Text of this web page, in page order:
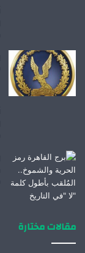
مقالات مختارة